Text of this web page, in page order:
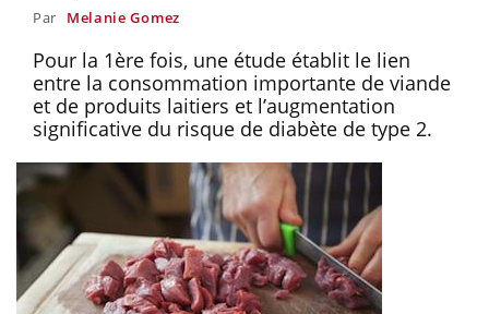
Par Melanie Gomez
Pour la 1ère fois, une étude établit le lien
entre la consommation importante de viande
et de produits laitiers et l’augmentation
significative du risque de diabète de type 2.